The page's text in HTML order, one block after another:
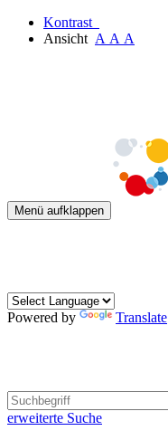
Kontrast
Ansicht A A A
Menü aufklappen
Powered by Translate
erweiterte Suche